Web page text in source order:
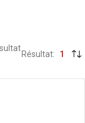
Résultat 1